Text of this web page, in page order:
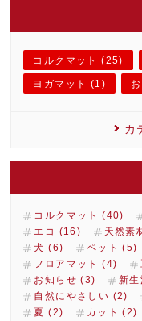
コルクマット (25)
ヨガマット (1)
カ
コルクマット (40)
エコ (16)
天然素
犬 (6)
ペット (5)
フロアマット (4)
お知らせ (3)
新
自然にやさしい (2)
夏 (2)
カット (2)